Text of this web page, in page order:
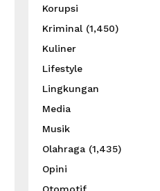
Korupsi
Kriminal (1,450)
Kuliner
Lifestyle
Lingkungan
Media
Musik
Olahraga (1,435)
Opini